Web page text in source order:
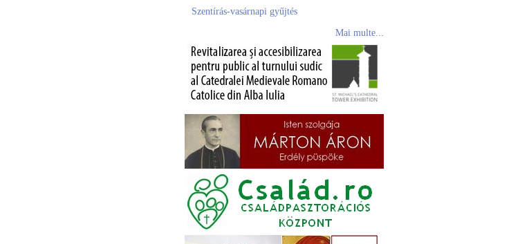
Szentírás-vasárnapi gyűjtés
Mai multe...